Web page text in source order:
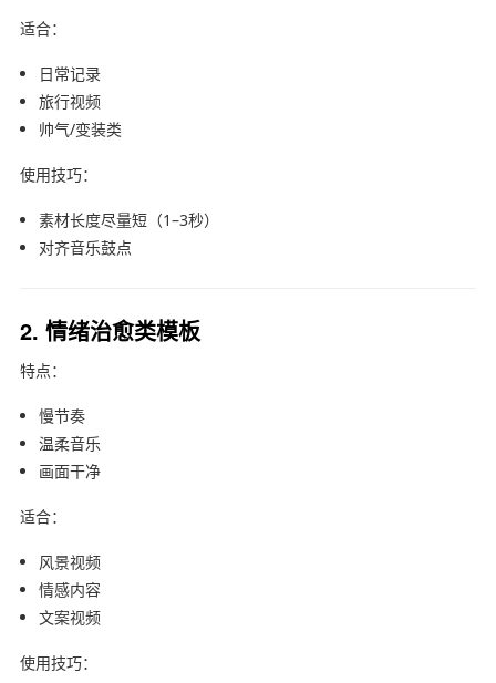
适合：
日常记录
旅行视频
帅气/变装类
使用技巧：
素材长度尽量短（1–3秒）
对齐音乐鼓点
2. 情绪治愈类模板
特点：
慢节奏
温柔音乐
画面干净
适合：
风景视频
情感内容
文案视频
使用技巧：